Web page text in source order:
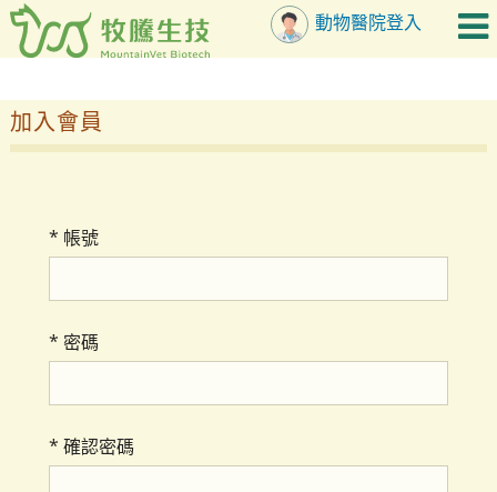
動物醫院登入
加入會員
* 帳號
* 密碼
* 確認密碼